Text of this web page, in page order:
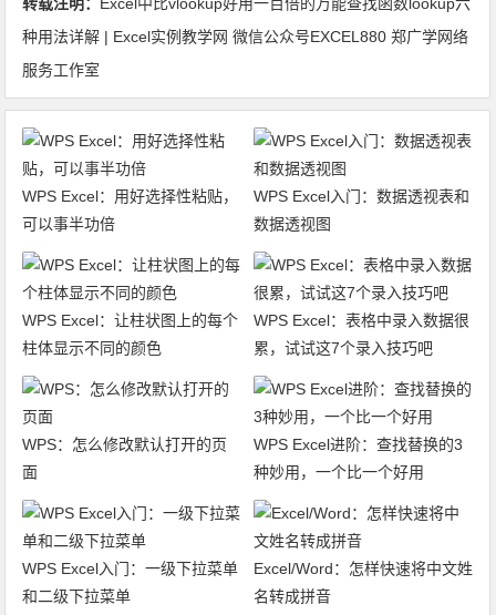
种用法详解 | Excel实例教学网 微信公众号EXCEL880 郑广学网络
服务工作室
WPS Excel：用好选择性粘贴，
可以事半功倍
WPS Excel入门：数据透视表和
数据透视图
WPS Excel：让柱状图上的每个
柱体显示不同的颜色
WPS Excel：表格中录入数据很
累，试试这7个录入技巧吧
WPS：怎么修改默认打开的页
面
WPS Excel进阶：查找替换的3
种妙用，一个比一个好用
WPS Excel入门：一级下拉菜单
和二级下拉菜单
Excel/Word：怎样快速将中文姓
名转成拼音